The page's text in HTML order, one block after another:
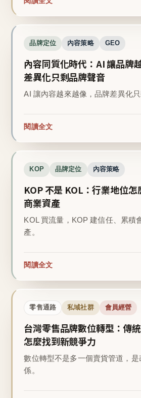
品牌定位 內容策略 GEO
內容同質化時代：AI 讓品牌
差異化只剩品牌聲音
AI 讓內容越來越像，品牌差異化只
閱讀全文
KOP 品牌定位 內容策略
KOP 不是 KOL：行業地位
商業資產
KOL 買流量，KOP 建信任、累積
產。
閱讀全文
零售通路 私域社群 會員經營
台灣零售品牌數位轉型：傳
怎麼找到新競爭力
數位轉型不是多一個賣貨管道，
係。